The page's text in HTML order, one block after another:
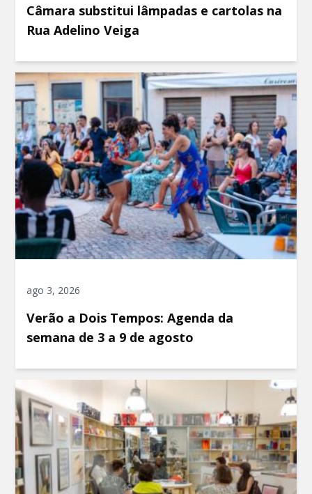
Câmara substitui lâmpadas e cartolas na
Rua Adelino Veiga
ago 3, 2026
Verão a Dois Tempos: Agenda da
semana de 3 a 9 de agosto